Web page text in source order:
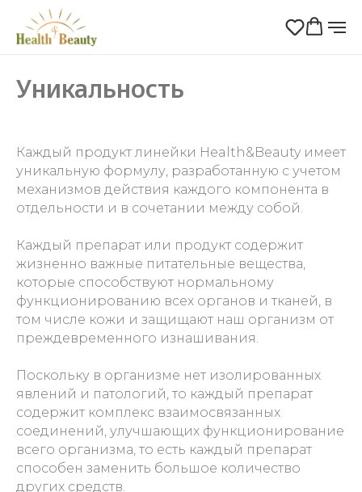
Уникальность
Каждый продукт линейки Health&Beauty имеет
уникальную формулу, разработанную с учетом
механизмов действия каждого компонента в
отдельности и в сочетании между собой.
Каждый препарат или продукт содержит
жизненно важные питательные вещества,
которые способствуют нормальному
функционированию всех органов и тканей, в
том числе кожи и защищают наш организм от
преждевременного изнашивания.
Поскольку в организме нет изолированных
явлений и патологий, то каждый препарат
содержит комплекс взаимосвязанных
соединений, улучшающих функционирование
всего организма, то есть каждый препарат
способен заменить большое количество
других средств.